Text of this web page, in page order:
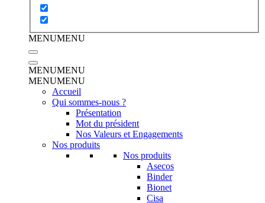
MENUMENU
MENUMENU
MENUMENU
Accueil
Qui sommes-nous ?
Présentation
Mot du président
Nos Valeurs et Engagements
Nos produits
Nos produits
Asecos
Binder
Bionet
Cisa